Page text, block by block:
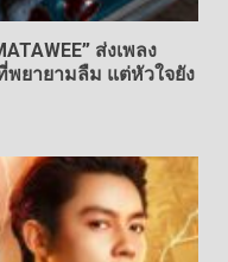
ส่งเพลง
พยายามลืม แต่หัวใจยัง